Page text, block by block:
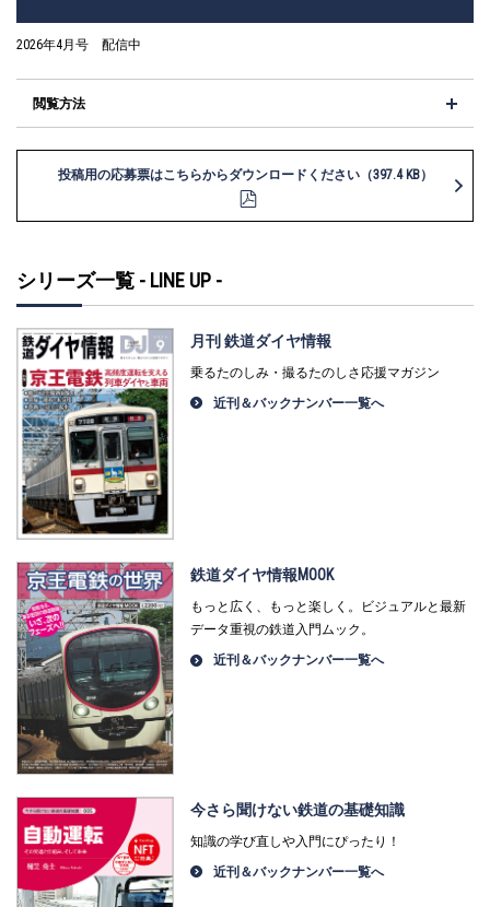
2026年4月号 配信中
閲覧方法
投稿用の応募票はこちらからダウンロードください（397.4 KB）
シリーズ一覧 - LINE UP -
月刊 鉄道ダイヤ情報
乗るたのしみ・撮るたのしさ応援マガジン
近刊＆バックナンバー一覧へ
鉄道ダイヤ情報MOOK
もっと広く、もっと楽しく。ビジュアルと最新
データ重視の鉄道入門ムック。
近刊＆バックナンバー一覧へ
今さら聞けない鉄道の基礎知識
知識の学び直しや入門にぴったり！
近刊＆バックナンバー一覧へ